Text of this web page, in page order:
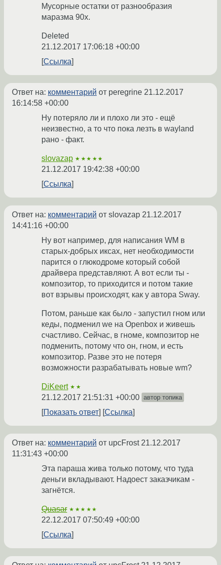
Мусорные остатки от разнообразия
маразма 90х.
Deleted
21.12.2017 17:06:18 +00:00
Ссылка
Ответ на: комментарий от peregrine 21.12.2017
16:14:58 +00:00
Ну потеряло ли и плохо ли это - ещё
неизвестно, а то что пока лезть в wayland
рано - факт.
slovazap ★★★★★
21.12.2017 19:42:38 +00:00
Ссылка
Ответ на: комментарий от slovazap 21.12.2017
14:41:16 +00:00
Ну вот например, для написания WM в
старых-добрых иксах, нет необходимости
парится о глюкодроме который собой
драйвера представляют. А вот если ты -
композитор, то приходится и потом такие
вот взрывы происходят, как у автора Sway.
Потом, раньше как было - запустил гном или
кеды, подменил we на Openbox и живешь
счастливо. Сейчас, в гноме, композитор не
подменить, потому что он, гном, и есть
композитор. Разве это не потеря
возможности разрабатывать новые wm?
DiKeert ★★
21.12.2017 21:51:31 +00:00 автор топика
Показать ответ Ссылка
Ответ на: комментарий от upcFrost21.12.2017
11:31:43 +00:00
Эта параша жива только потому, что туда
деньги вкладывают. Надоест заказчикам -
загнётся.
Quasar ★★★★★
22.12.2017 07:50:49 +00:00
Ссылка